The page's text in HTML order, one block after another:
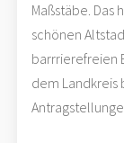
Maßstäbe. Das
schönen
barrrierefreien
dem Landkreis